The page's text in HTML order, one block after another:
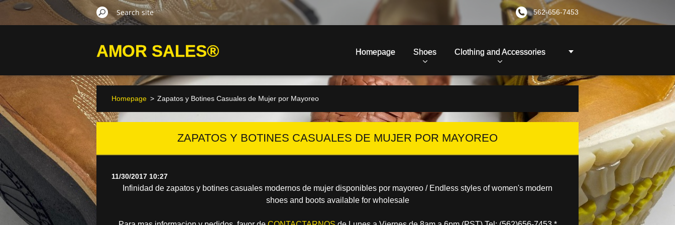
562-656-7453
AMOR SALES® Homepage Shoes Clothing and Accessories
Homepage > Zapatos y Botines Casuales de Mujer por Mayoreo
ZAPATOS Y BOTINES CASUALES DE MUJER POR MAYOREO
11/30/2017 10:27
Infinidad de zapatos y botines casuales modernos de mujer disponibles por mayoreo / Endless styles of women's modern
shoes and boots available for wholesale